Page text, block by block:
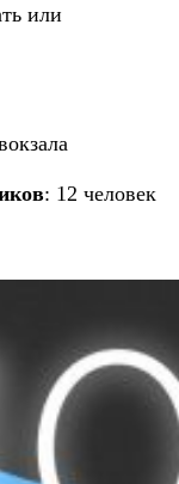
или
: 12 человек